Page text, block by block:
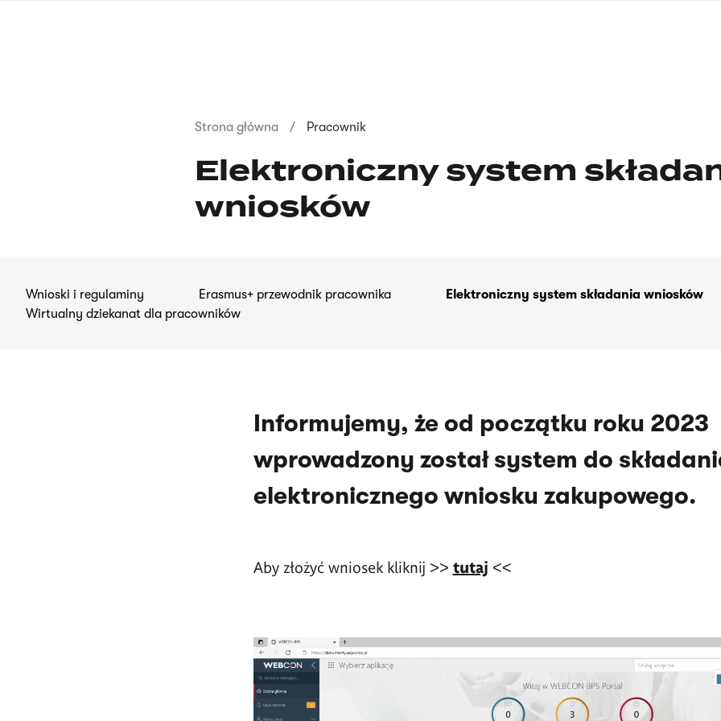
Ścieżka
nawigacyjna
Strona główna Pracownik
Elektroniczny system
wniosków
Wnioski i regulaminy Erasmus+ przewodnik pracownika
Elektroniczny system składania wniosków
Wirtualny dziekanat dla pracowników
Informujemy, że od początku roku 2023
wprowadzony został system do
elektronicznego wniosku zakupowego.
Aby złożyć wniosek kliknij >> tutaj <<